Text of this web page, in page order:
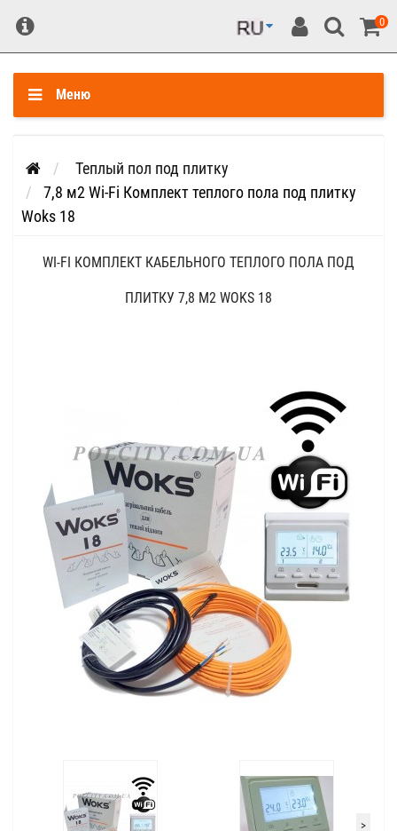
0
Меню
Теплый пол под плитку
7,8 м2 Wi-Fi Комплект теплого пола под плитку
Woks 18
WI-FI КОМПЛЕКТ КАБЕЛЬНОГО ТЕПЛОГО ПОЛА ПОД
ПЛИТКУ 7,8 М2 WOKS 18
>